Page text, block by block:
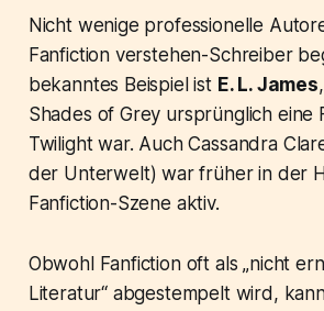
Nicht wenige professionelle
Fanfiction verstehen-Schreiber
bekanntes Beispiel ist E. L. James
Shades of Grey ursprünglich eine
Twilightwar. Auch Cassandra
der Unterwelt) war früher in der
Fanfiction-Szene aktiv.
Obwohl Fanfiction oft als „nicht
Literatur“ abgestempelt wird,